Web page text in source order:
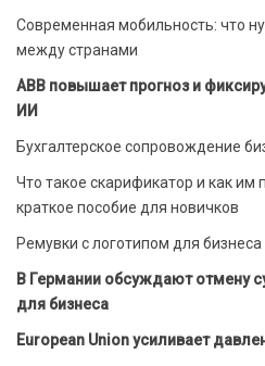
Современная мобильность: что
между странами
ABB повышает прогноз и
ИИ
Бухгалтерское сопровождение
Что такое скарификатор и как им
краткое пособие для новичков
Ремувки с логотипом для бизнеса
В Германии обсуждают отмену
для бизнеса
European Union усиливает